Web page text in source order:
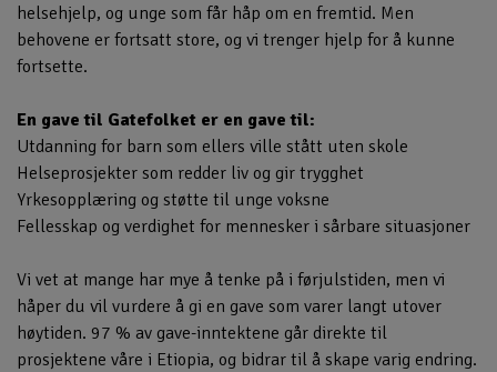
helsehjelp, og unge som får håp om en fremtid. Men
behovene er fortsatt store, og vi trenger hjelp for å kunne
fortsette.
En gave til Gatefolket er en gave til:
Utdanning for barn som ellers ville stått uten skole
Helseprosjekter som redder liv og gir trygghet
Yrkesopplæring og støtte til unge voksne
Fellesskap og verdighet for mennesker i sårbare situasjoner
Vi vet at mange har mye å tenke på i førjulstiden, men vi
håper du vil vurdere å gi en gave som varer langt utover
høytiden. 97 % av gave-inntektene går direkte til
prosjektene våre i Etiopia, og bidrar til å skape varig endring.